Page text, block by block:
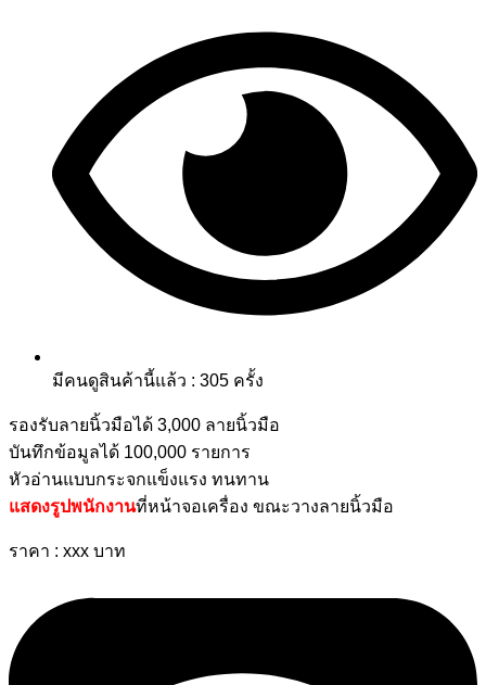
มีคนดูสินค้านี้แล้ว : 305 ครั้ง
รองรับลายนิ้วมือได้ 3,000 ลายนิ้วมือ
บันทึกข้อมูลได้ 100,000 รายการ
หัวอ่านแบบกระจกแข็งแรง ทนทาน
แสดงรูปพนักงานที่หน้าจอเครื่อง ขณะวางลายนิ้วมือ
ราคา : xxx บาท